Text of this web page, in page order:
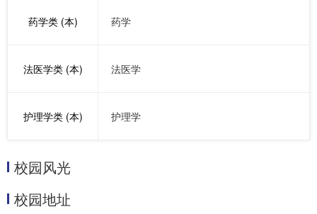
药学类 (本) 药学
法医学类 (本) 法医学
护理学类 (本) 护理学
校园风光
校园地址